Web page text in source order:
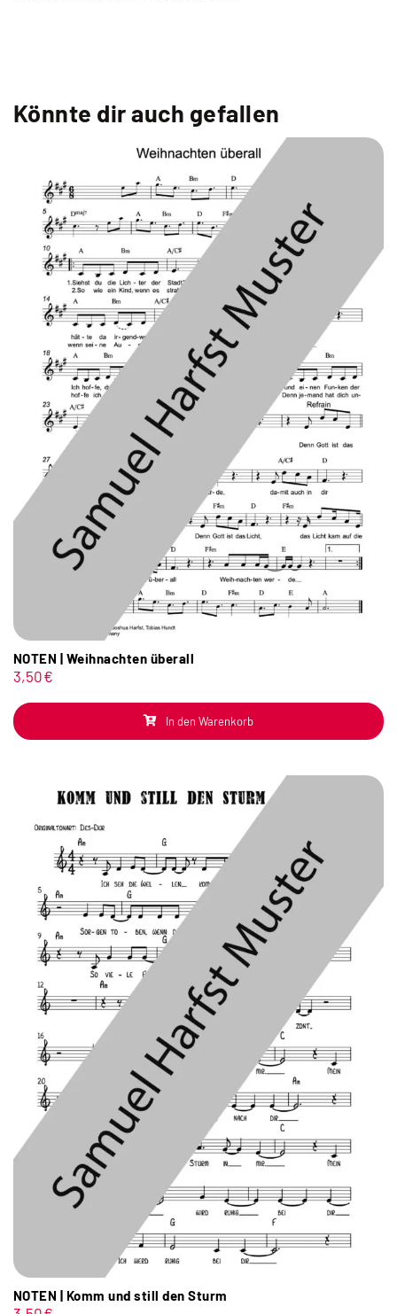
Könnte dir auch gefallen
NOTEN | Weihnachten überall
3,50€
In den Warenkorb
NOTEN | Komm und still den Sturm